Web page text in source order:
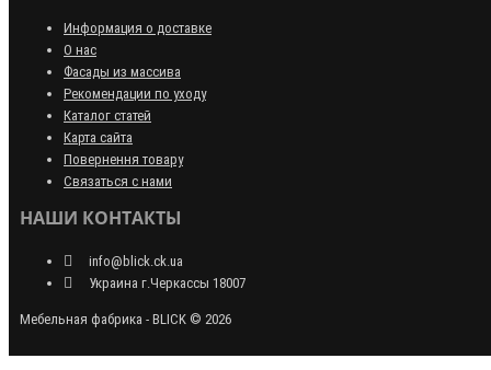
Информация о доставке
О нас
Фасады из массива
Рекомендации по уходу
Каталог статей
Карта сайта
Повернення товару
Связаться с нами
НАШИ КОНТАКТЫ
info@blick.ck.ua
Украина г.Черкассы 18007
Мебельная фабрика - BLICK © 2026